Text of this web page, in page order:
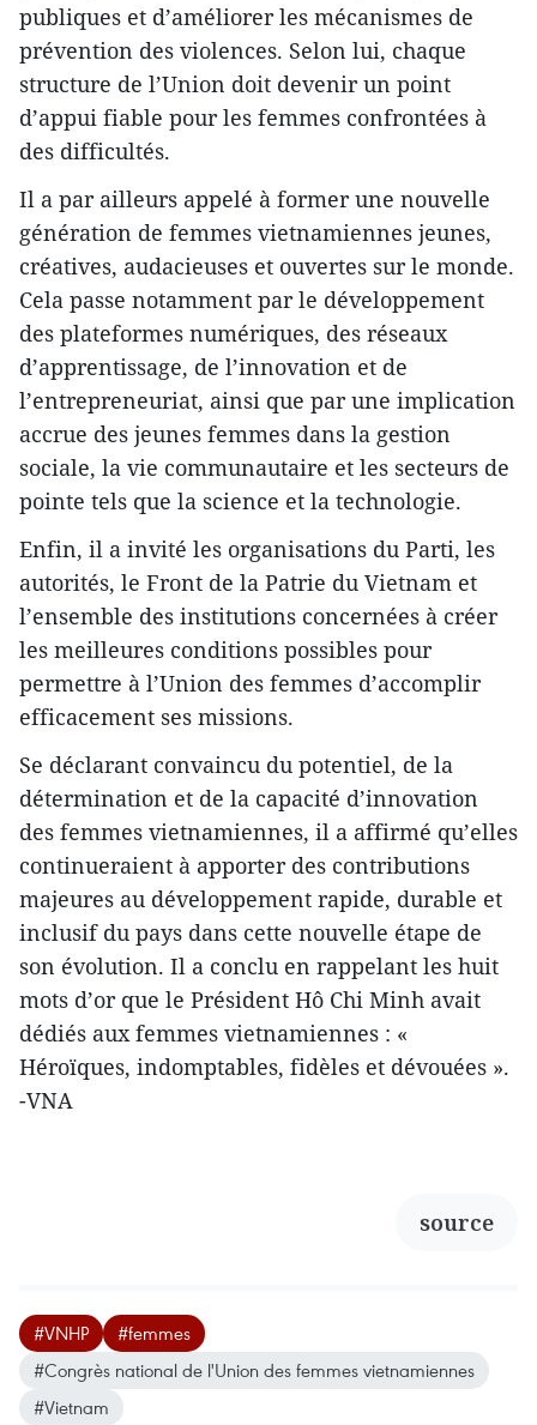
publiques et d’améliorer les mécanismes de
prévention des violences. Selon lui, chaque
structure de l’Union doit devenir un point
d’appui fiable pour les femmes confrontées à
des difficultés.
Il a par ailleurs appelé à former une nouvelle
génération de femmes vietnamiennes jeunes,
créatives, audacieuses et ouvertes sur le monde.
Cela passe notamment par le développement
des plateformes numériques, des réseaux
d’apprentissage, de l’innovation et de
l’entrepreneuriat, ainsi que par une implication
accrue des jeunes femmes dans la gestion
sociale, la vie communautaire et les secteurs de
pointe tels que la science et la technologie.
Enfin, il a invité les organisations du Parti, les
autorités, le Front de la Patrie du Vietnam et
l’ensemble des institutions concernées à créer
les meilleures conditions possibles pour
permettre à l’Union des femmes d’accomplir
efficacement ses missions.
Se déclarant convaincu du potentiel, de la
détermination et de la capacité d’innovation
des femmes vietnamiennes, il a affirmé qu’elles
continueraient à apporter des contributions
majeures au développement rapide, durable et
inclusif du pays dans cette nouvelle étape de
son évolution. Il a conclu en rappelant les huit
mots d’or que le Président Hô Chi Minh avait
dédiés aux femmes vietnamiennes : «
Héroïques, indomptables, fidèles et dévouées ».
-VNA
source
#VNHP
#femmes
#Congrès national de l'Union des femmes vietnamiennes
#Vietnam